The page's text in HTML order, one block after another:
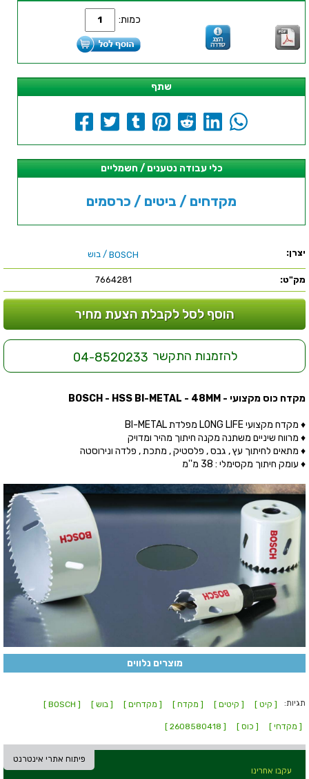
כמות:
שתף
כלי עבודה נטענים / חשמליים
מקדחים / ביטים / כרסמים
יצרן: BOSCH / בוש
מק"ט: 7664281
הוסף לסל לקבלת הצעת מחיר
להזמנות התקשר 04-8520233
מקדח כוס מקצועי - BOSCH - HSS BI-METAL - 48MM
♦ מקדח מקצועי LONG LIFE מפלדת BI-METAL
♦ מרווח שיניים משתנה מקנה חיתוך מהיר ומדויק
♦ מתאים לחיתוך עץ , גבס , פלסטיק , מתכת , פלדה ונירוסטה
♦ עומק חיתוך מקסימלי : 38 מ''מ
מוצרים נלווים
תגיות: [ קיט ] [ קיטים ] [ מקדח ] [ מקדחים ] [ בוש ] [ BOSCH ]
[ מקדחי ] [ כוס ] [ 2608580418 ]
פיתוח אתרי אינטרנט
עקבו אחרינו